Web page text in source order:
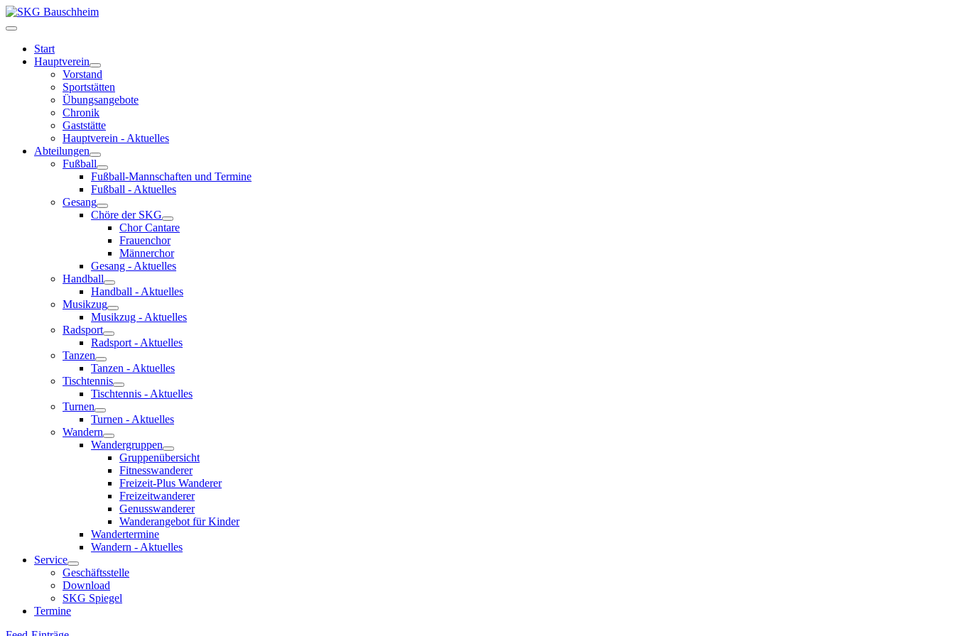
Start
Hauptverein
Vorstand
Sportstätten
Übungsangebote
Chronik
Gaststätte
Hauptverein - Aktuelles
Abteilungen
Fußball
Fußball-Mannschaften und Termine
Fußball - Aktuelles
Gesang
Chöre der SKG
Chor Cantare
Frauenchor
Männerchor
Gesang - Aktuelles
Handball
Handball - Aktuelles
Musikzug
Musikzug - Aktuelles
Radsport
Radsport - Aktuelles
Tanzen
Tanzen - Aktuelles
Tischtennis
Tischtennis - Aktuelles
Turnen
Turnen - Aktuelles
Wandern
Wandergruppen
Gruppenübersicht
Fitnesswanderer
Freizeit-Plus Wanderer
Freizeitwanderer
Genusswanderer
Wanderangebot für Kinder
Wandertermine
Wandern - Aktuelles
Service
Geschäftsstelle
Download
SKG Spiegel
Termine